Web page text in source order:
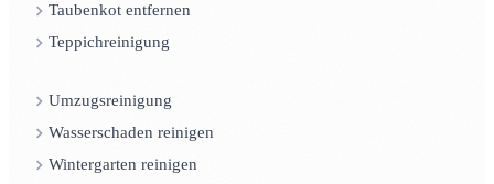
Taubenkot entfernen
Teppichreinigung
Umzugsreinigung
Wasserschaden reinigen
Wintergarten reinigen